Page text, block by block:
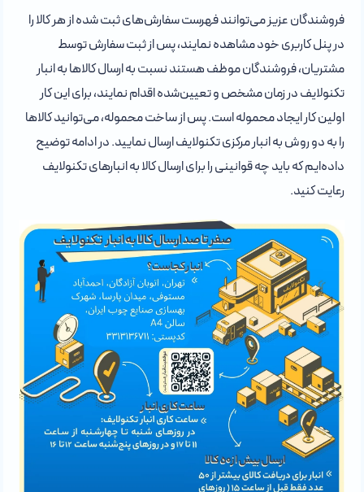
فروشندگان عزیز می‌توانند فهرست سفارش‌های ثبت شده از هر کالا را
در پنل کاربری خود مشاهده نمایند، پس از ثبت سفارش توسط
مشتریان، فروشندگان موظف هستند نسبت به ارسال کالاها به انبار
تکنولایف در زمان مشخص و تعیین‌شده اقدام نمایند، برای این کار
اولین کار ایجاد محموله است. پس از ساخت محموله، می‌توانید کالاها
را به دو روش به انبار مرکزی تکنولایف ارسال نمایید. در ادامه توضیح
داده‌ایم که باید چه قوانینی را برای ارسال کالا به انبارهای تکنولایف
رعایت کنید.